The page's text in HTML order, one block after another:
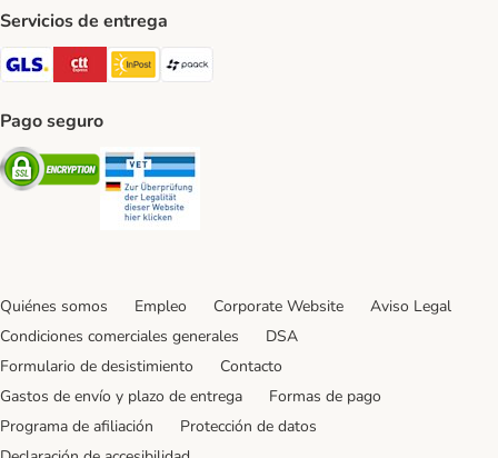
Servicios de entrega
GLS Shipping Method
CTTExpress Shipping Method
InPost Shipping Method
paack Shipping Method
Pago seguro
Security
Quiénes somos Empleo Corporate Website
Aviso Legal
Condiciones comerciales generales
DSA
Formulario de desistimiento
Contacto
Gastos de envío y plazo de entrega
Formas de pago
Programa de afiliación
Protección de datos